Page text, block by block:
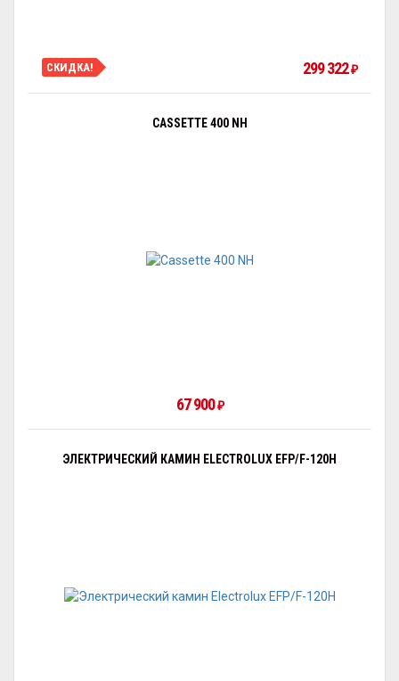
СКИДКА! 299 322₽
CASSETTE 400 NH
67 900₽
ЭЛЕКТРИЧЕСКИЙ КАМИН ELECTROLUX EFP/F-120H